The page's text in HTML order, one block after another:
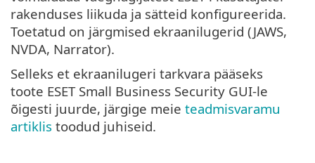
rakenduses liikuda ja sätteid konfigureerida.
Toetatud on järgmised ekraanilugerid (JAWS,
NVDA, Narrator).
Selleks et ekraanilugeri tarkvara pääseks
toote ESET Small Business Security GUI-le
õigesti juurde, järgige meie teadmisvaramu
artiklis toodud juhiseid.